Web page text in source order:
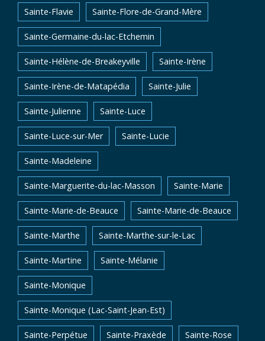
Sainte-Flavie Sainte-Flore-de-Grand-Mère
Sainte-Germaine-du-lac-Etchemin
Sainte-Hélène-de-Breakeyville Sainte-Irène
Sainte-Irène-de-Matapédia Sainte-Julie
Sainte-Julienne Sainte-Luce
Sainte-Luce-sur-Mer Sainte-Lucie
Sainte-Madeleine
Sainte-Marguerite-du-lac-Masson Sainte-Marie
Sainte-Marie-de-Beauce Sainte-Marie-de-Beauce
Sainte-Marthe Sainte-Marthe-sur-le-Lac
Sainte-Martine Sainte-Mélanie
Sainte-Monique
Sainte-Monique (Lac-Saint-Jean-Est)
Sainte-Perpétue Sainte-Praxède Sainte-Rose